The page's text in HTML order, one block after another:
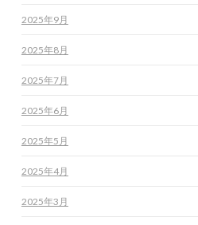
2025年9月
2025年8月
2025年7月
2025年6月
2025年5月
2025年4月
2025年3月